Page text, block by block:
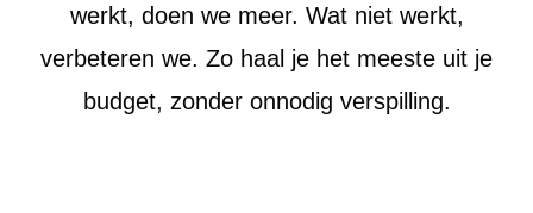
werkt, doen we meer. Wat niet werkt,
verbeteren we. Zo haal je het meeste uit je
budget, zonder onnodig verspilling.